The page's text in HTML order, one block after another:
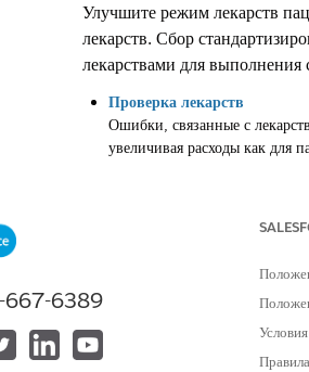
Улучшите режим лекарств
лекарств. Сбор
лекарствами для выполнения
Проверка лекарств
Ошибки, связанные с
увеличивая расходы как для
Health Cloud помогает
передачи рекомендаций
667-6389